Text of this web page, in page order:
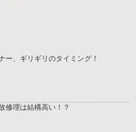
ー、ギリギリのタイミング！
修理は結構高い！？